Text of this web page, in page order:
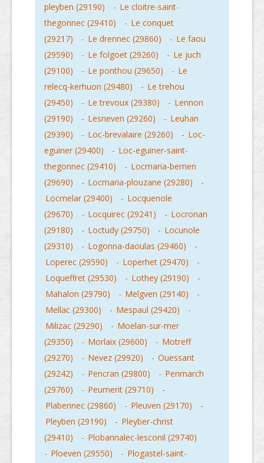
pleyben (29190) - Le cloitre-saint-
thegonnec (29410)
- Le conquet
(29217)
- Le drennec (29860) - Le faou
(29590)
- Le folgoet (29260) - Le juch
(29100)
- Le ponthou (29650) - Le
relecq-kerhuon (29480)
- Le trehou
(29450)
- Le trevoux (29380) - Lennon
(29190)
- Lesneven (29260) - Leuhan
(29390)
- Loc-brevalaire (29260) - Loc-
eguiner (29400)
- Loc-eguiner-saint-
thegonnec (29410)
- Locmaria-berrien
(29690)
- Locmaria-plouzane (29280)
-
Locmelar (29400)
- Locquenole
(29670)
- Locquirec (29241) - Locronan
(29180)
- Loctudy (29750) - Locunole
(29310)
- Logonna-daoulas (29460)
-
Loperec (29590)
- Loperhet (29470)
-
Loqueffret (29530)
- Lothey (29190)
-
Mahalon (29790)
- Melgven (29140)
-
Mellac (29300)
- Mespaul (29420)
-
Milizac (29290)
- Moelan-sur-mer
(29350)
- Morlaix (29600) - Motreff
(29270)
- Nevez (29920) - Ouessant
(29242)
- Pencran (29800) - Penmarch
(29760)
- Peumerit (29710)
-
Plabennec (29860)
- Pleuven (29170)
-
Pleyben (29190)
- Pleyber-christ
(29410)
- Plobannalec-lesconil (29740)
- Ploeven (29550) - Plogastel-saint-